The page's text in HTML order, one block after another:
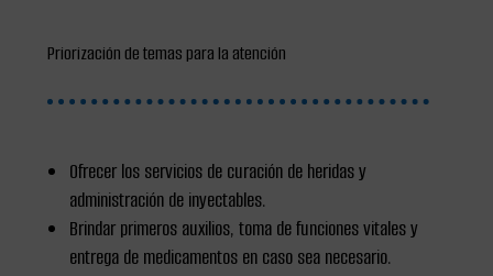
Priorización de temas para la atención
Ofrecer los servicios de curación de heridas y
administración de inyectables.
Brindar primeros auxilios, toma de funciones vitales y
entrega de medicamentos en caso sea necesario.